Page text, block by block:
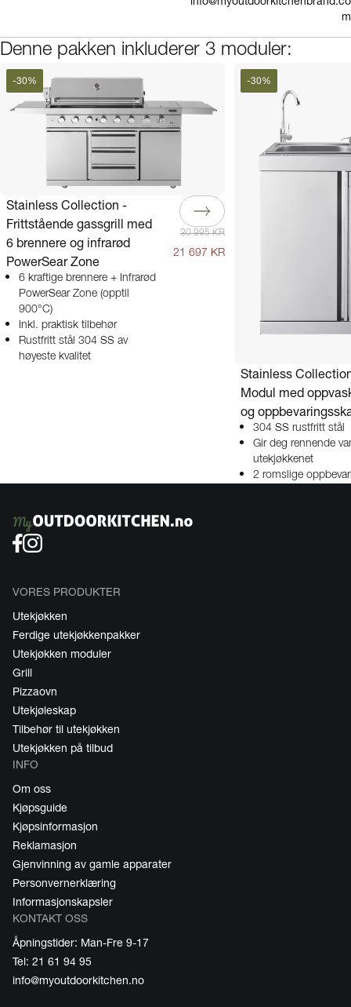
m
Denne pakken inkluderer 3 moduler:
-30%
Stainless Collection -
Frittstående gassgrill med
6 brennere og infrarød
PowerSear Zone
6 kraftige brennere + Infrarød
PowerSear Zone (opptil
900°C)
Inkl. praktisk tilbehør
Rustfritt stål 304 SS av
høyeste kvalitet
30 995 KR
21 697 KR
-30%
Stainless
Modul med
og
304 SS rustfritt stål
Gir deg rennende
utekjøkkenet
2 romslige
VORES PRODUKTER
Utekjøkken
Ferdige utekjøkkenpakker
Utekjøkken moduler
Grill
Pizzaovn
Utekjøleskap
Tilbehør til utekjøkken
Utekjøkken på tilbud
INFO
Om oss
Kjøpsguide
Kjøpsinformasjon
Reklamasjon
Gjenvinning av gamle apparater
Personvernerklæring
Informasjonskapsler
KONTAKT OSS
Åpningstider: Man-Fre 9-17
Tel: 21 61 94 95
info@myoutdoorkitchen.no